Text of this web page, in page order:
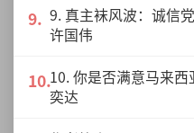
绿盛世
9. 真主袜风波：诚信
许国伟
10. 你是否满意马来
奕达